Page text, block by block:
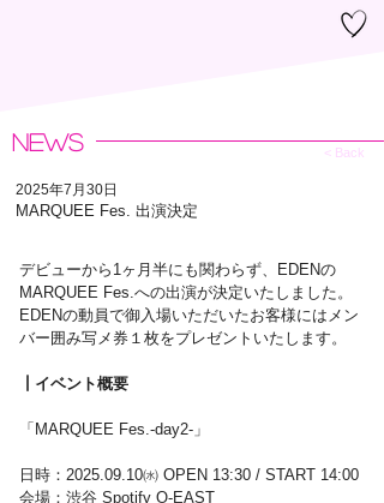
NEWS < Back
2025年7月30日
MARQUEE Fes. 出演決定
デビューから1ヶ月半にも関わらず、EDENの
MARQUEE Fes.への出演が決定いたしました。
EDENの動員で御入場いただいたお客様にはメン
バー囲み写メ券１枚をプレゼントいたします。
┃イベント概要
「MARQUEE Fes.-day2-」
日時：2025.09.10㈬ OPEN 13:30 / START 14:00
会場：渋谷 Spotify O-EAST